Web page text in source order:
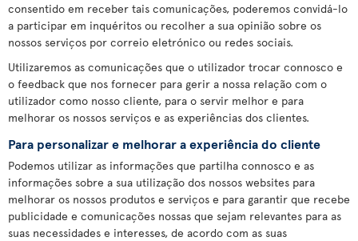
consentido em receber tais comunicações, poderemos convidá-lo
a participar em inquéritos ou recolher a sua opinião sobre os
nossos serviços por correio eletrónico ou redes sociais.
Utilizaremos as comunicações que o utilizador trocar connosco e
o feedback que nos fornecer para gerir a nossa relação com o
utilizador como nosso cliente, para o servir melhor e para
melhorar os nossos serviços e as experiências dos clientes.
Para personalizar e melhorar a experiência do cliente
Podemos utilizar as informações que partilha connosco e as
informações sobre a sua utilização dos nossos websites para
melhorar os nossos produtos e serviços e para garantir que recebe
publicidade e comunicações nossas que sejam relevantes para as
suas necessidades e interesses, de acordo com as suas